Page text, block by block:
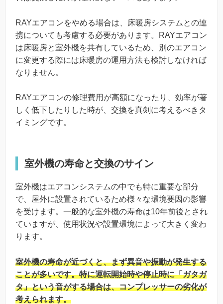
RAYエアコンをやめる場合は、床暖房システムとの連
携についても考慮する必要があります。RAYエアコン
は床暖房と室外機を共有しているため、別のエアコン
に変更する際には床暖房の運用方法も検討しなければ
なりません。
RAYエアコンの修理費用が高額になったり、効率が著
しく低下したりした時が、交換を真剣に考えるべきタ
イミングです。
室外機の寿命と交換のサイン
室外機はエアコンシステムの中でも特に重要な部分
で、屋外に設置されているため様々な環境要因の影響
を受けます。一般的な室外機の寿命は10年前後とされ
ていますが、使用状況や設置環境によって大きく変わ
ります。
室外機の寿命が近づくと、まず異音や振動が発生する
ことが多いです。特に運転開始時や停止時に「ガタガ
タ」という音がする場合は、コンプレッサーの劣化が
考えられます。